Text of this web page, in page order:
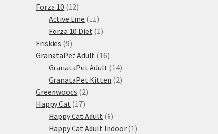
Forza 10 1212
produktů
Active Line 11 11
produktů
Forza 10 Diet 1 1
Friskies 99
produktů
GranataPet Adult 1616
produktů
GranataPet Adult 1414
produktů
GranataPet Kitten 22
Greenwoods 22
Happy Cat 1717
produktů
Happy Cat Adult 66
produktů
Happy Cat Adult Indoor 1 1